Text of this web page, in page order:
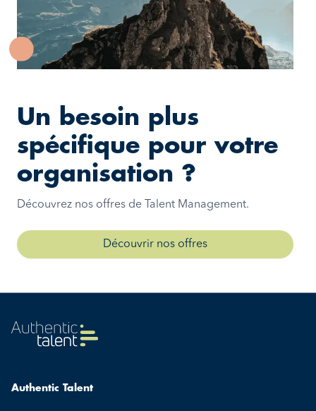
Un besoin plus
spécifique pour votre
organisation ?
Découvrez nos offres de Talent Management.
Découvrir nos offres
Authentic Talent